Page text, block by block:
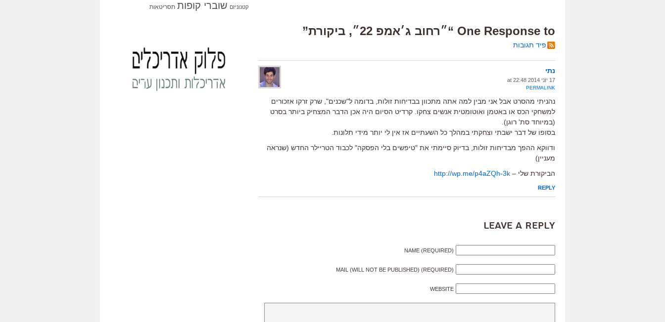
One Response to “״רחוב ג׳אמפ 22״, ביקורת”
פיד תגובות
נתי
17 יוני 2014 at 22:48
PERMALINK
נהניתי מהסרט אבל אני מבין למה אתה מתכוון בבדיחות זולות, בדומה ל"שכנים", שרק זרקו אזכורים
למשחקי הכס או באטמן ואוטומטית אנשים צחקו. קרדיט הסיום היה אכן הדבר המצחיק ביותר בסרט
(במיוחד סת' רוגן).
בסופו של דבר ישבתי וצחקתי במהלך כל השעתיים אז אין לי יותר מידי תלונות.
ודווקא ההפך מבדיחות זולות, בדיוק סיימתי את "טיפשים בלי הפסקה" לכבוד הטריילר החדש (שנראה
מעניין)
הביקורת שלי – http://wp.me/p4aZQh-3k
REPLY
Leave a Reply
NAME (REQUIRED)
MAIL (WILL NOT BE PUBLISHED) (REQUIRED)
WEBSITE
קטנוניזם שוברי קופות תסריטאות